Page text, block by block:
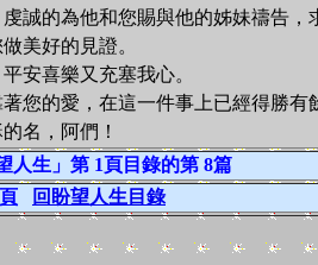
誠的為他和您賜與他的姊妹禱告
美好的見證。
安喜樂又充塞我心。
您的愛，在這一件事上已經得勝有
名，阿們！
人生」第 1頁目錄的第 8篇
回盼望人生目錄